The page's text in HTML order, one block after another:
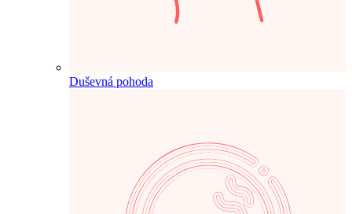
Duševná pohoda